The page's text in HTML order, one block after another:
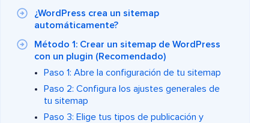
¿WordPress crea un sitemap
automáticamente?
Método 1: Crear un sitemap de WordPress
con un plugin (Recomendado)
Paso 1: Abre la configuración de tu sitemap
Paso 2: Configura los ajustes generales de
tu sitemap
Paso 3: Elige tus tipos de publicación y